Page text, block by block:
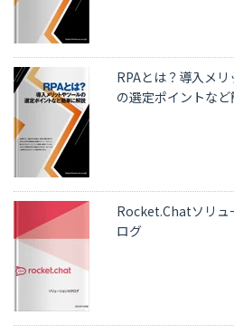
RPAとは？導入メ
の選定ポイントな
Rocket.Chatソリュ
ログ